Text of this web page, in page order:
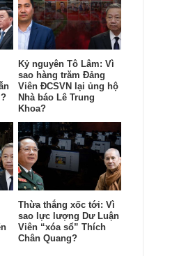
Kỷ nguyên Tô Lâm: Vì
sao hàng trăm Đảng
Viên ĐCSVN lại ủng hộ
Nhà báo Lê Trung
Khoa?
Thừa thắng xốc tới: Vì
sao lực lượng Dư Luận
Viên “xóa sổ” Thích
Chân Quang?